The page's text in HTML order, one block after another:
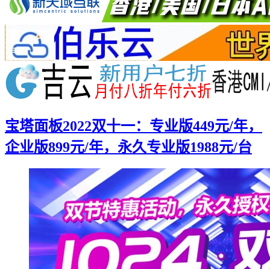
宝塔面板2022双十一：专业版449元/年，
企业版899元/年，永久专业版1988元/台